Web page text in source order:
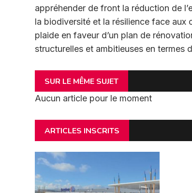
appréhender de front la réduction de
la biodiversité et la résilience face aux
plaide en faveur d’un plan de
structurelles et ambitieuses en termes
SUR LE MÊME SUJET
Aucun article pour le moment
ARTICLES INSCRITS